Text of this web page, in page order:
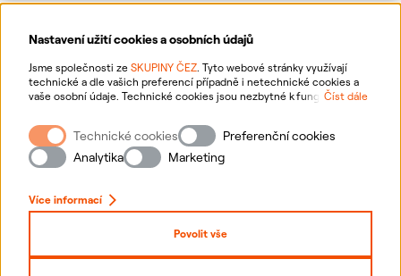
Nastavení užití cookies a osobních údajů
Jsme společnosti ze SKUPINY ČEZ. Tyto webové stránky využívají
technické a dle vašich preferencí případně i netechnické cookies a
vaše osobní údaje. Technické cookies jsou nezbytné k fungování
webové stránky vašim preferencím, k personalizaci reklam a analytice.
Pro sběr a zpracování netechnických cookies a vašich osobních údajů
nám můžete udělit souhlas. Bližší informace o vašich právech,
zpracování osobních údajů, včetně možnosti odvolání udělených
Číst dále
Technické cookies
Preferenční cookies
Analytika
Marketing
Více informací
Povolit vše
Ochrana osobních údajů
Informace o webu
Nastavení cookies
Přihlásit se